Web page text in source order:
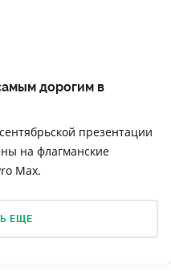
дорогим в
презентации
на флагманские
Max.
ЕЩЕ